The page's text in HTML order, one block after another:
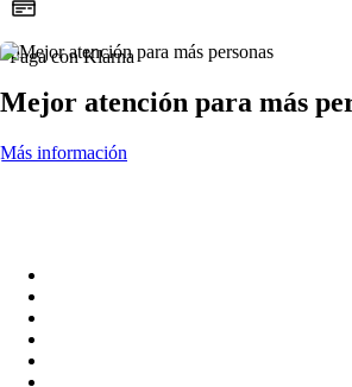
Paga con Klarna
Mejor atención para más
Más información